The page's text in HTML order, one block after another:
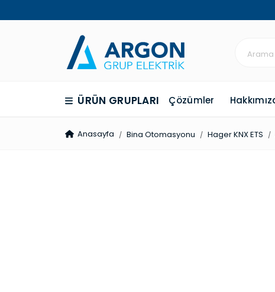
ÜRÜN GRUPLARI Çözümler
Anasayfa Bina Otomasyonu Hager KNX ETS